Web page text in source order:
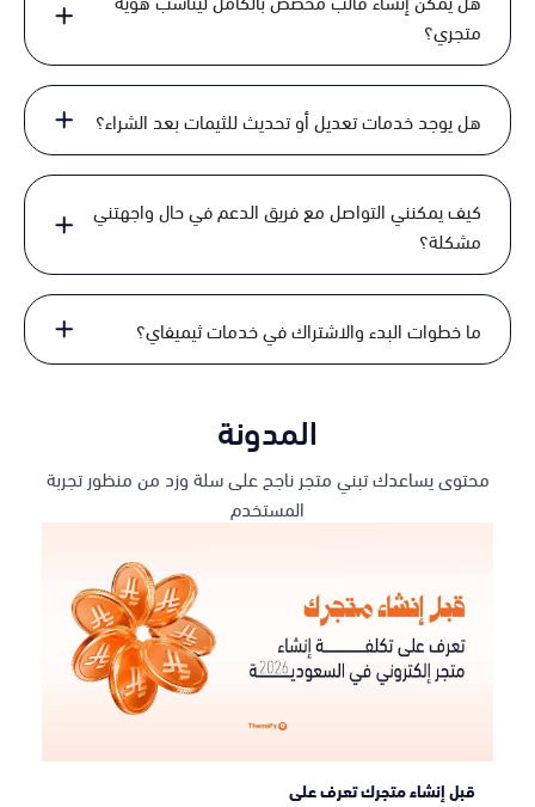
متجري؟
هل يوجد خدمات تعديل أو تحديث للثيمات بعد الشراء؟
كيف يمكنني التواصل مع فريق الدعم في حال واجهتني
مشكلة؟
ما خطوات البدء والاشتراك في خدمات ثيميفاي؟
المدونة
محتوى يساعدك تبني متجر ناجح على سلة وزد من منظور تجربة
المستخدم
قبل إنشاء متجرك تعرف على